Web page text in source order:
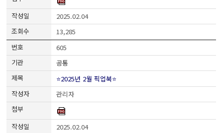
2025.02.04
13,285
605
공통
⭐2025년 2월 픽업북⭐
관리자
2025.02.04